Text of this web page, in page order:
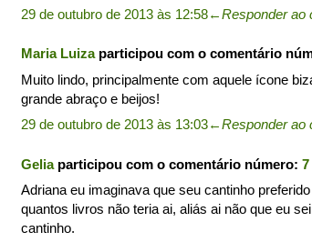
29 de outubro de 2013 às 12:58←Responder ao
Maria Luizaparticipou com o comentário
Muito lindo, principalmente com aquele ícone
grande abraço e beijos!
29 de outubro de 2013 às 13:03←Responder ao
Geliaparticipou com o comentário número: 7
Adriana eu imaginava que seu cantinho
quantos livros não teria ai, aliás ai não que eu
cantinho.